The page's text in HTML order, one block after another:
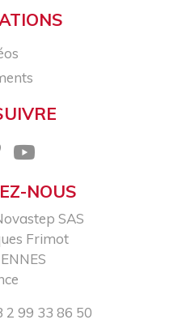
NOUS
SAS​
Frimot​
2 99 33 86 50​